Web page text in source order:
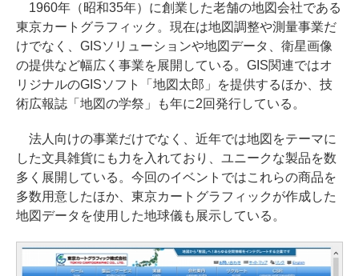
1960年（昭和35年）に創業した老舗の地図会社である
東京カートグラフィック。現在は地図調整や測量事業だ
けでなく、GISソリューションや地図データ、衛星画像
の提供など幅広く事業を展開している。GIS関連ではオ
リジナルのGISソフト「地図太郎」を提供するほか、技
術広報誌「地図の学祭」も年に2回発行している。
法人向けの事業だけでなく、近年では地図をテーマに
した文具雑貨にも力を入れており、ユニークな製品を数
多く展開している。今回のイベントではこれらの商品を
多数用意したほか、東京カートグラフィックが作成した
地図データを使用した地球儀も展示している。